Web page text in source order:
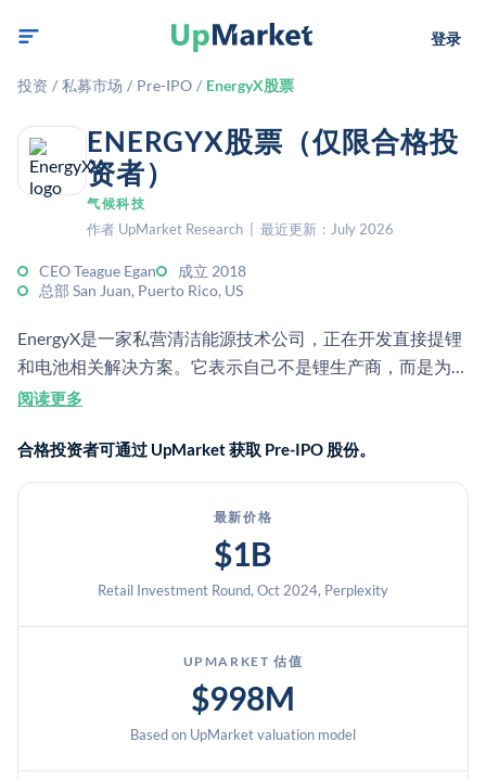
登录
投资 / 私募市场 / Pre-IPO / EnergyX股票
ENERGYX股票（仅限合格投
资者）
气候科技
作者 UpMarket Research | 最近更新：July 2026
CEO Teague Egan
成立 2018
总部 San Juan, Puerto Rico, US
EnergyX是一家私营清洁能源技术公司，正在开发直接提锂
和电池相关解决方案。它表示自己不是锂生产商，而是为锂
生产商提供帮助、以降低成本并提高效率的技术提供商。
阅读更多
合格投资者可通过 UpMarket 获取 Pre-IPO 股份。
最新价格
$1B
Retail Investment Round, Oct 2024, Perplexity
UPMARKET 估值
$998M
Based on UpMarket valuation model